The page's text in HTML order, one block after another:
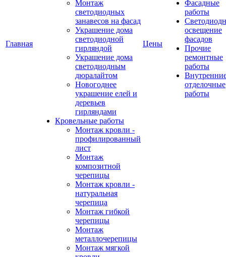
Главная
Монтаж
светодиодных
занавесов на фасад
Украшение дома
светодиодной
гирляндой
Украшение дома
светодиодным
дюралайтом
Новогоднее
украшение елей и
деревьев
гирляндами
Кровельные работы
Монтаж кровли -
профилированный
лист
Монтаж
композитной
черепицы
Монтаж кровли -
натуральная
черепица
Монтаж гибкой
черепицы
Монтаж
металлочерепицы
Монтаж мягкой
Цены
Фасадные
работы
освещение
фасадов
Прочие
ремонтные
работы
отделочные
работы